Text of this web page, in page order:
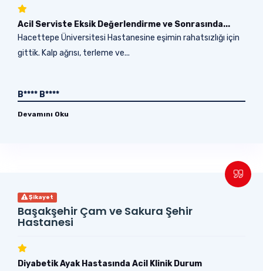
Acil Serviste Eksik Değerlendirme ve Sonrasında...
Hacettepe Üniversitesi Hastanesine eşimin rahatsızlığı için
gittik. Kalp ağrısı, terleme ve...
B**** B****
Devamını Oku
Şikayet
Başakşehir Çam ve Sakura Şehir
Hastanesi
Diyabetik Ayak Hastasında Acil Klinik Durum